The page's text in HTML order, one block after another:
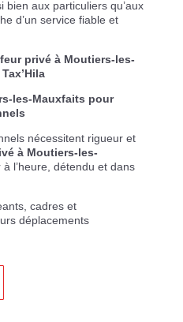
bien aux particuliers qu’aux
d’un service fiable et
privé à Moutiers-les-
les-Mauxfaits pour
nécessitent rigueur et
à Moutiers-les-
à l’heure, détendu et dans
cadres et
déplacements